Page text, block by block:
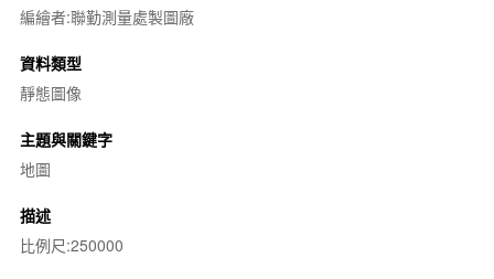
編繪者:聯勤測量處製圖廠
資料類型
靜態圖像
主題與關鍵字
地圖
描述
比例尺:250000